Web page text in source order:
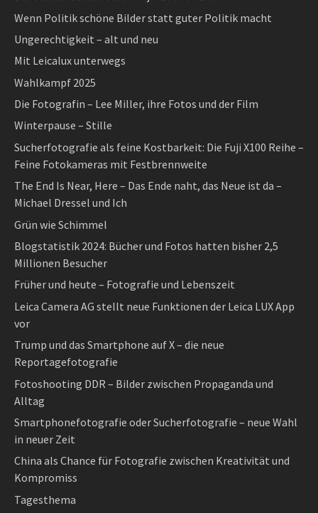
Wenn Politik schöne Bilder statt guter Politik macht
Ungerechtigkeit – alt und neu
Mit Leicalux unterwegs
Wahlkampf 2025
Die Fotografin – Lee Miller, ihre Fotos und der Film
Winterpause – Stille
Sucherfotografie als feine Kostbarkeit: Die Fuji X100 Reihe –
Feine Fotokameras mit Festbrennweite
The End Is Near, Here – Das Ende naht, das Neue ist da –
Michael Dressel und Ich
Grün wie Schimmel
Blogstatistik 2024: Bücher und Fotos hatten bisher 2,5
Millionen Besucher
Früher und heute – Fotografie und Lebenszeit
Leica Camera AG stellt neue Funktionen der Leica LUX App
vor
Trump und das Smartphone auf X – die neue
Reportagefotografie
Fotoshooting DDR – Bilder zwischen Propaganda und
Alltag
Smartphonefotografie oder Sucherfotografie – neue Wahl
in neuer Zeit
China als Chance für Fotografie zwischen Kreativität und
Kompromiss
Tagesthema